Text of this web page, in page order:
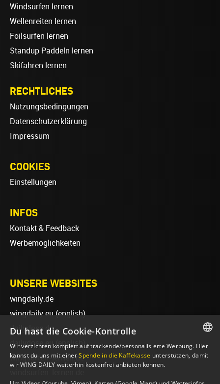
Windsurfen lernen
Wellenreiten lernen
Foilsurfen lernen
Standup Paddeln lernen
Skifahren lernen
RECHTLICHES
Nutzungsbedingungen
Datenschutzerklärung
Impressum
COOKIES
Einstellungen
INFOS
Kontakt & Feedback
Werbemöglichkeiten
UNSERE WEBSITES
wingdaily.de
wingdaily.eu(english)
dailydose.de
dailydose.eu (english)
wingsurfen-lernen.de
GERMAN
Du hast die Cookie-Kontrolle
Wir verzichten komplett auf trackende/personalisierte Werbung. Hier
kannst du uns mit einerSpende in die Kaffekasse unterstützen, damit
wir WING DAILY weiterhin kostenfrei anbieten können.